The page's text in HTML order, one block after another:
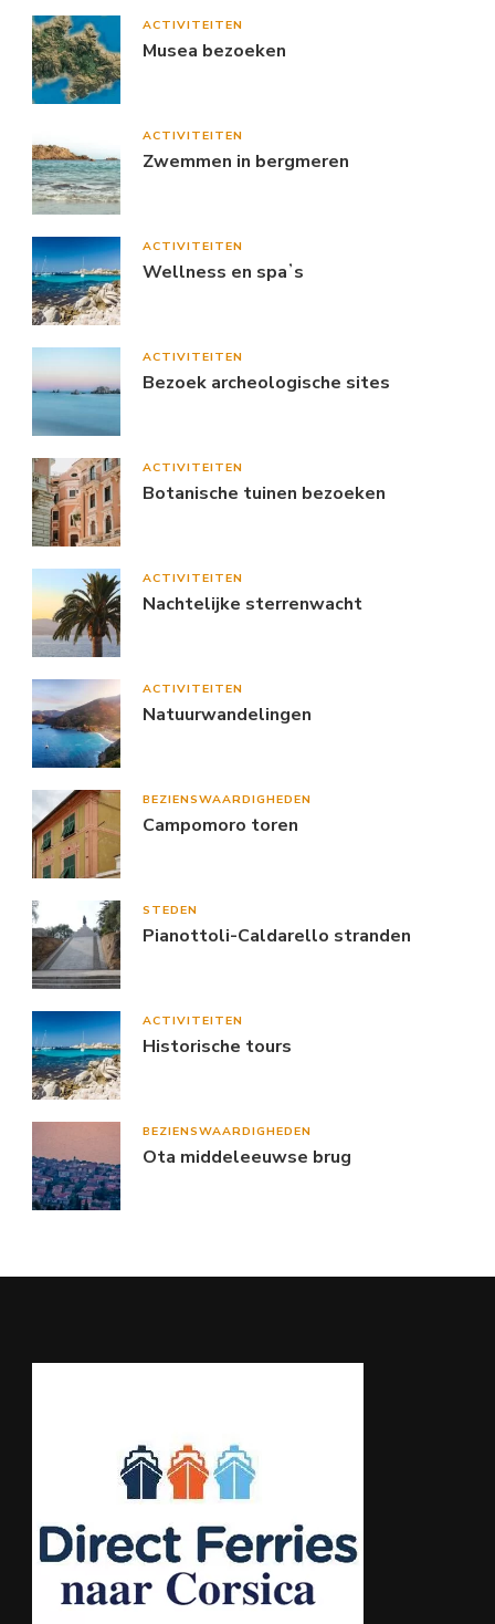
ACTIVITEITEN
Musea bezoeken
ACTIVITEITEN
Zwemmen in bergmeren
ACTIVITEITEN
Wellness en spaʼs
ACTIVITEITEN
Bezoek archeologische sites
ACTIVITEITEN
Botanische tuinen bezoeken
ACTIVITEITEN
Nachtelijke sterrenwacht
ACTIVITEITEN
Natuurwandelingen
BEZIENSWAARDIGHEDEN
Campomoro toren
STEDEN
Pianottoli-Caldarello stranden
ACTIVITEITEN
Historische tours
BEZIENSWAARDIGHEDEN
Ota middeleeuwse brug